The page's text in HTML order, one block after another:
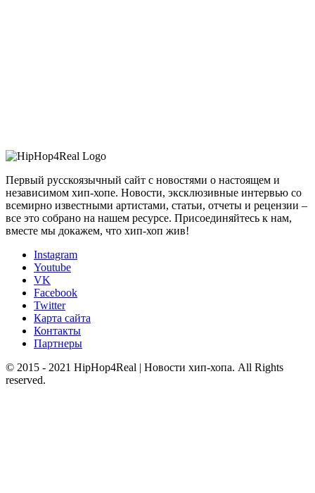
Первый русскоязычный сайт с новостями о настоящем и
независимом хип-хопе. Новости, эксклюзивные интервью со
всемирно известными артистами, статьи, отчеты и рецензии –
все это собрано на нашем ресурсе. Присоединяйтесь к нам,
вместе мы докажем, что хип-хоп жив!
Instagram
Youtube
VK
Facebook
Twitter
Карта сайта
Контакты
Партнеры
© 2015 - 2021 HipHop4Real | Новости хип-хопа. All Rights
reserved.